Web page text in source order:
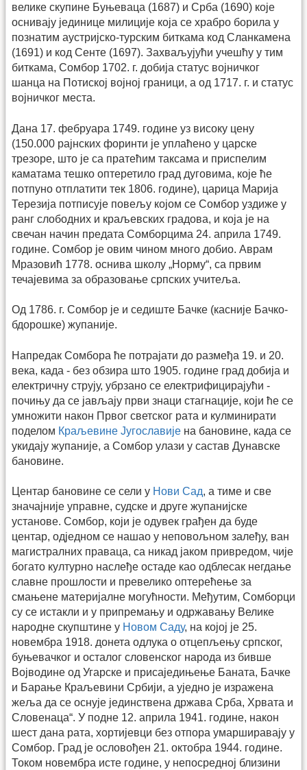
велике скупине Буњеваца (1687) и Срба (1690) које
оснивају јединице милиције која се храбро борила у
познатим аустријско-турским биткама код Сланкамена
(1691) и код Сенте (1697). Захваљујући учешћу у тим
биткама, Сомбор 1702. г. добија статус војничког
шанца на Потиској војној граници, а од 1717. г. и статус
војничког места.
Дана 17. фебруара 1749. године уз високу цену
(150.000 рајнских форинти је уплаћено у царске
трезоре, што је са пратећим таксама и приспелим
каматама тешко оптеретило град дуговима, које ће
потпуно отплатити тек 1806. године), царица Марија
Терезија потписује повељу којом се Сомбор уздиже у
ранг слободних и краљевских градова, и која је на
свечан начин предата Сомборцима 24. априла 1749.
године. Сомбор је овим чином много добио. Аврам
Мразовић 1778. оснива школу „Норму“, са првим
течајевима за образовање српских учитеља.
Од 1786. г. Сомбор је и седиште Бачке (касније Бачко-
бдорошке) жупаније.
Напредак Сомбора ће потрајати до размеђа 19. и 20.
века, када - без обзира што 1905. године град добија и
електричну струју, убрзано се електрифицирајући -
почињу да се јављају први знаци стагнације, који ће се
умножити након Првог светског рата и кулминирати
поделом Краљевине Југославије на бановине, када се
укидају жупаније, а Сомбор улази у састав Дунавске
бановине.
Центар бановине се сели у Нови Сад, а тиме и све
значајније управне, судске и друге жупанијске
установе. Сомбор, који је одувек грађен да буде
центар, одједном се нашао у неповољном залеђу, ван
магистралних праваца, са никад јаком привредом, чије
богато културно наслеђе остаде као одблесак негдање
славне прошлости и превелико оптерећење за
смањене материјалне могућности. Међутим, Сомборци
су се истакли и у припремању и одржавању Велике
народне скупштине у Новом Саду, на којој је 25.
новембра 1918. донета одлука о отцепљењу српског,
буњевачког и осталог словенског народа из бивше
Војводине од Угарске и присаједињење Баната, Бачке
и Барање Краљевини Србији, а уједно је изражена
жеља да се оснује јединствена држава Срба, Хрвата и
Словенаца“. У подне 12. априла 1941. године, након
шест дана рата, хортијевци без отпора умарширавају у
Сомбор. Град је ословођен 21. октобра 1944. године.
Током новембра исте године, у непосредној близини